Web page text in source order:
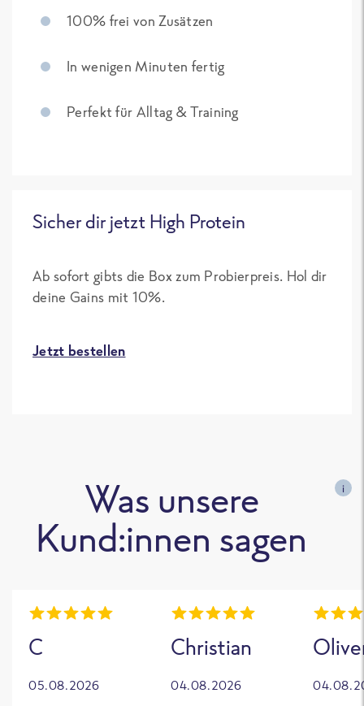
100% frei von Zusätzen
In wenigen Minuten fertig
Perfekt für Alltag & Training
Sicher dir jetzt High Protein
Ab sofort gibts die Box zum Probierpreis. Hol dir
deine Gains mit 10%.
Jetzt bestellen
Was unsere
Kund:innen sagen
i
C
05.08.2026
Christian
04.08.2026